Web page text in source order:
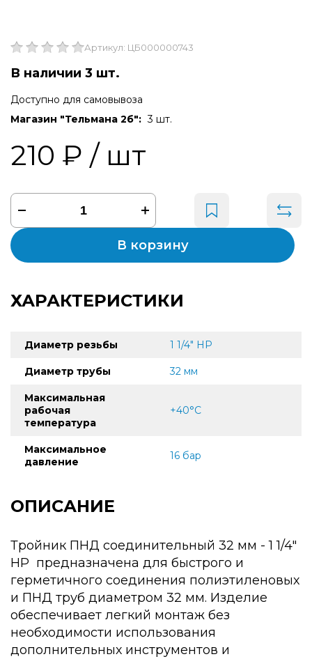
Артикул: ЦБ000000743
В наличии 3 шт.
Доступно для самовывоза
Магазин "Тельмана 2б": 3 шт.
210 ₽ / шт
В корзину
ХАРАКТЕРИСТИКИ
Диаметр резьбы 1 1/4" НР
Диаметр трубы 32 мм
Максимальная
рабочая
температура
+40°С
Максимальное
давление
16 бар
ОПИСАНИЕ
Тройник ПНД соединительный 32 мм - 1 1/4"
НР предназначена для быстрого и
герметичного соединения полиэтиленовых
и ПНД труб диаметром 32 мм. Изделие
обеспечивает легкий монтаж без
необходимости использования
дополнительных инструментов и